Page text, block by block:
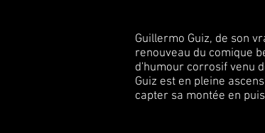
Guillermo Guiz, de son
renouveau du comique
d'humour corrosif venu
Guiz est en pleine
capter sa montée en